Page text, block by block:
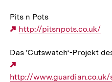
Pits n Pots
Externer
http://pitsnpots.co.uk/
Das 'Cutswatch‘-Projekt
Link:
http://